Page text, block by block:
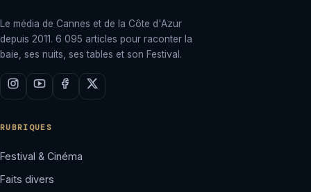
Le média de Cannes et de la Côte d'Azur
depuis 2011. 6 095 articles pour raconter la
baie, ses nuits, ses tables et son Festival.
RUBRIQUES
Festival & Cinéma
Faits divers